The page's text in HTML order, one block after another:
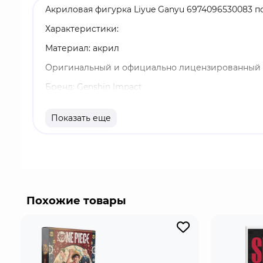
Акриловая фигурка Liyue Ganyu 6974096530083
Характеристики:
Материал: акрил
Оригинальный и официально лицензированный
Бренд: Genshin Impact
"Genshin". Но ее милый вид это не главный
Показать еще
Похожие товары